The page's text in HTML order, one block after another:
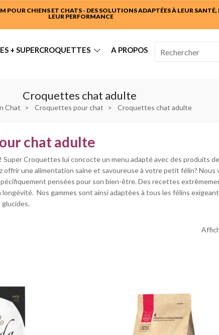
CHIENS ET CHATS - DES SOLUTIONS ADAPTÉES À LEUR SANTÉ,
LEUR PERFORMANCE
+ SUPERCROQUETTES A PROPOS
Croquettes chat adulte
Chat Croquettes pour chat Croquettes chat adulte
chat adulte
Croquettes lui concocte un menu adapté avec des produits
offrir une alimentation saine et savoureuse à votre petit félin?
pensées pour son bien-être. Des recettes
longévité. Nos gammes sont ainsi adaptées à tous les félins